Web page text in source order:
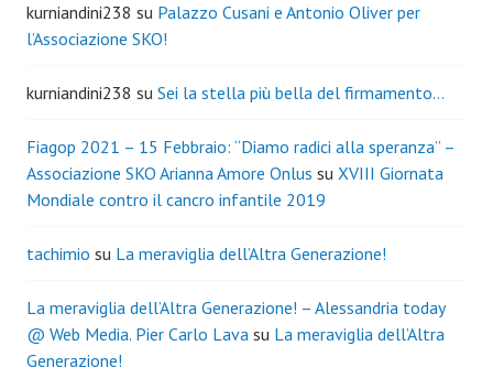
kurniandini238 su Palazzo Cusani e Antonio Oliver per
l’Associazione SKO!
kurniandini238 su Sei la stella più bella del firmamento…
Fiagop 2021 – 15 Febbraio: “Diamo radici alla speranza” –
Associazione SKO Arianna Amore Onlus su XVIII Giornata
Mondiale contro il cancro infantile 2019
tachimio su La meraviglia dell’Altra Generazione!
La meraviglia dell’Altra Generazione! – Alessandria today
@ Web Media. Pier Carlo Lava su La meraviglia dell’Altra
Generazione!